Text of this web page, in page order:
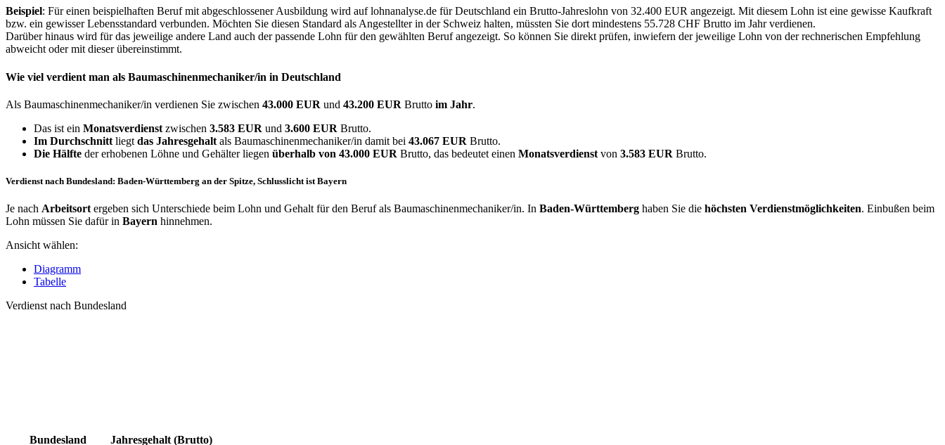
Beispiel: Für einen beispielhaften Beruf mit abgeschlossener Ausbildung wird auf lohnanalyse.de für Deutschland ein Brutto-Jahreslohn von 32.400 EUR angezeigt. Mit diesem Lohn ist eine gewisse Kaufkraft
bzw. ein gewisser Lebensstandard verbunden. Möchten Sie diesen Standard als Angestellter in der Schweiz halten, müssten Sie dort mindestens 55.728 CHF Brutto im Jahr verdienen.
Darüber hinaus wird für das jeweilige andere Land auch der passende Lohn für den gewählten Beruf angezeigt. So können Sie direkt prüfen, inwiefern der jeweilige Lohn von der rechnerischen Empfehlung
abweicht oder mit dieser übereinstimmt.
Wie viel verdient man als Baumaschinenmechaniker/in in Deutschland
Als Baumaschinenmechaniker/in verdienen Sie zwischen 43.000 EUR und 43.200 EUR Brutto im Jahr.
Das ist ein Monatsverdienst zwischen 3.583 EUR und 3.600 EUR Brutto.
Im Durchschnitt liegt das Jahresgehalt als Baumaschinenmechaniker/in damit bei 43.067 EUR Brutto.
Die Hälfte der erhobenen Löhne und Gehälter liegen überhalb von 43.000 EUR Brutto, das bedeutet einen Monatsverdienst von 3.583 EUR Brutto.
Verdienst nach Bundesland: Baden-Württemberg an der Spitze, Schlusslicht ist Bayern
Je nach Arbeitsort ergeben sich Unterschiede beim Lohn und Gehalt für den Beruf als Baumaschinenmechaniker/in. In Baden-Württemberg haben Sie die höchsten Verdienstmöglichkeiten. Einbußen beim
Lohn müssen Sie dafür in Bayern hinnehmen.
Ansicht wählen:
Diagramm
Tabelle
Verdienst nach Bundesland
Bundesland Jahresgehalt (Brutto)